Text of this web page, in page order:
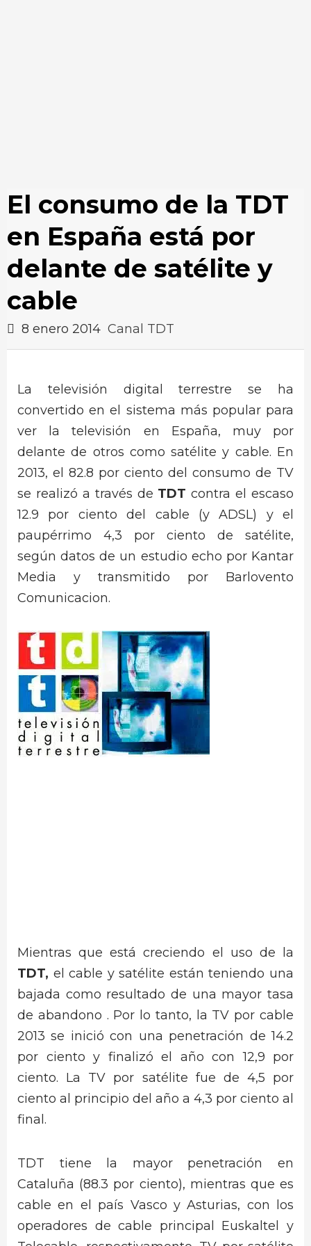
El consumo de la TDT
en España está por
delante de satélite y
cable
8 enero 2014 Canal TDT
La televisión digital terrestre se ha
convertido en el sistema más popular para
ver la televisión en España, muy por
delante de otros como satélite y cable. En
2013, el 82.8 por ciento del consumo de TV
se realizó a través de TDT contra el escaso
12.9 por ciento del cable (y ADSL) y el
paupérrimo 4,3 por ciento de satélite,
según datos de un estudio echo por Kantar
Media y transmitido por Barlovento
Comunicacion.
Mientras que está creciendo el uso de la
TDT, el cable y satélite están teniendo una
bajada como resultado de una mayor tasa
de abandono . Por lo tanto, la TV por cable
2013 se inició con una penetración de 14.2
por ciento y finalizó el año con 12,9 por
ciento. La TV por satélite fue de 4,5 por
ciento al principio del año a 4,3 por ciento al
final.
TDT tiene la mayor penetración en
Cataluña (88.3 por ciento), mientras que es
cable en el país Vasco y Asturias, con los
operadores de cable principal Euskaltel y